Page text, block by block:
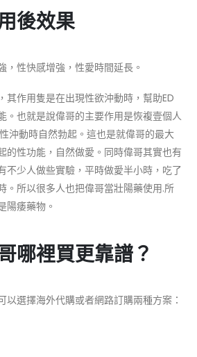
後效果
，性快感增強，性愛時間延長。
其作用隻是在出現性欲沖動時，幫助ED
。也就是說偉哥的主要作用是恢複壹個人
沖動時自然勃起。這也是就偉哥的最大
的性功能，自然做愛。同時偉哥其實也有
不少人做些實驗，平時做愛半小時，吃了
。所以很多人也把偉哥當壯陽藥使用.所
陽痿藥物。
哪裡買更靠譜？
以選擇海外代購或者網路訂購兩種方案：